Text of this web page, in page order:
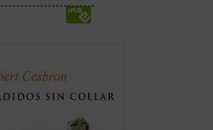
de chicos huérfanos de la
Mundial o abandonados
posguerra han sido